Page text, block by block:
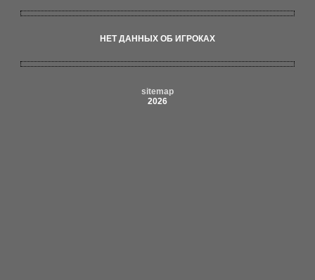
НЕТ ДАННЫХ ОБ ИГРОКАХ
sitemap
2026